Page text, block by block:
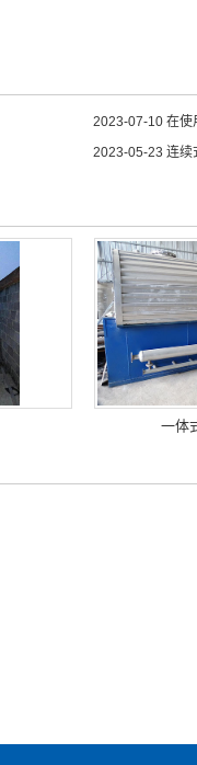
2023-07-10 在使
2023-05-23 连续
一体